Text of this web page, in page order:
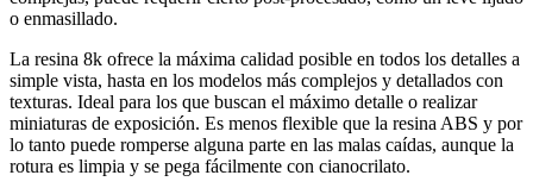
o enmasillado.
La resina 8k ofrece la máxima calidad posible en todos los detalles a
simple vista, hasta en los modelos más complejos y detallados con
texturas. Ideal para los que buscan el máximo detalle o realizar
miniaturas de exposición. Es menos flexible que la resina ABS y por
lo tanto puede romperse alguna parte en las malas caídas, aunque la
rotura es limpia y se pega fácilmente con cianocrilato.